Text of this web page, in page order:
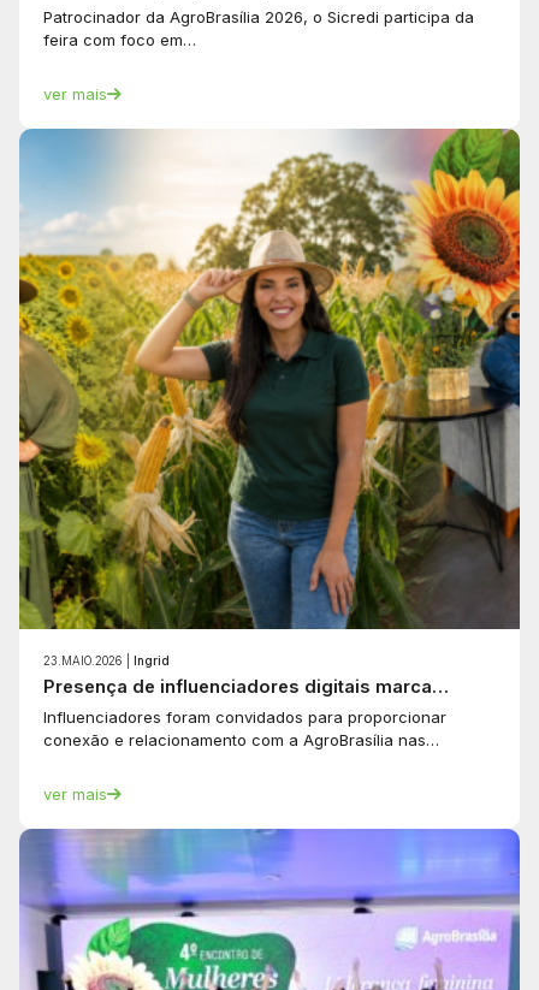
Patrocinador da AgroBrasília 2026, o Sicredi participa da
feira com foco em…
ver mais
23.MAIO.2026 | Ingrid
Presença de influenciadores digitais marca…
Influenciadores foram convidados para proporcionar
conexão e relacionamento com a AgroBrasília nas…
ver mais